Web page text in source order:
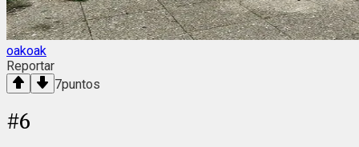
oakoak
Reportar
7puntos
#6